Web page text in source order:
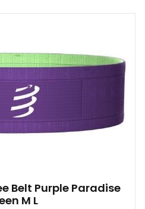
Belt Purple Paradise
M L